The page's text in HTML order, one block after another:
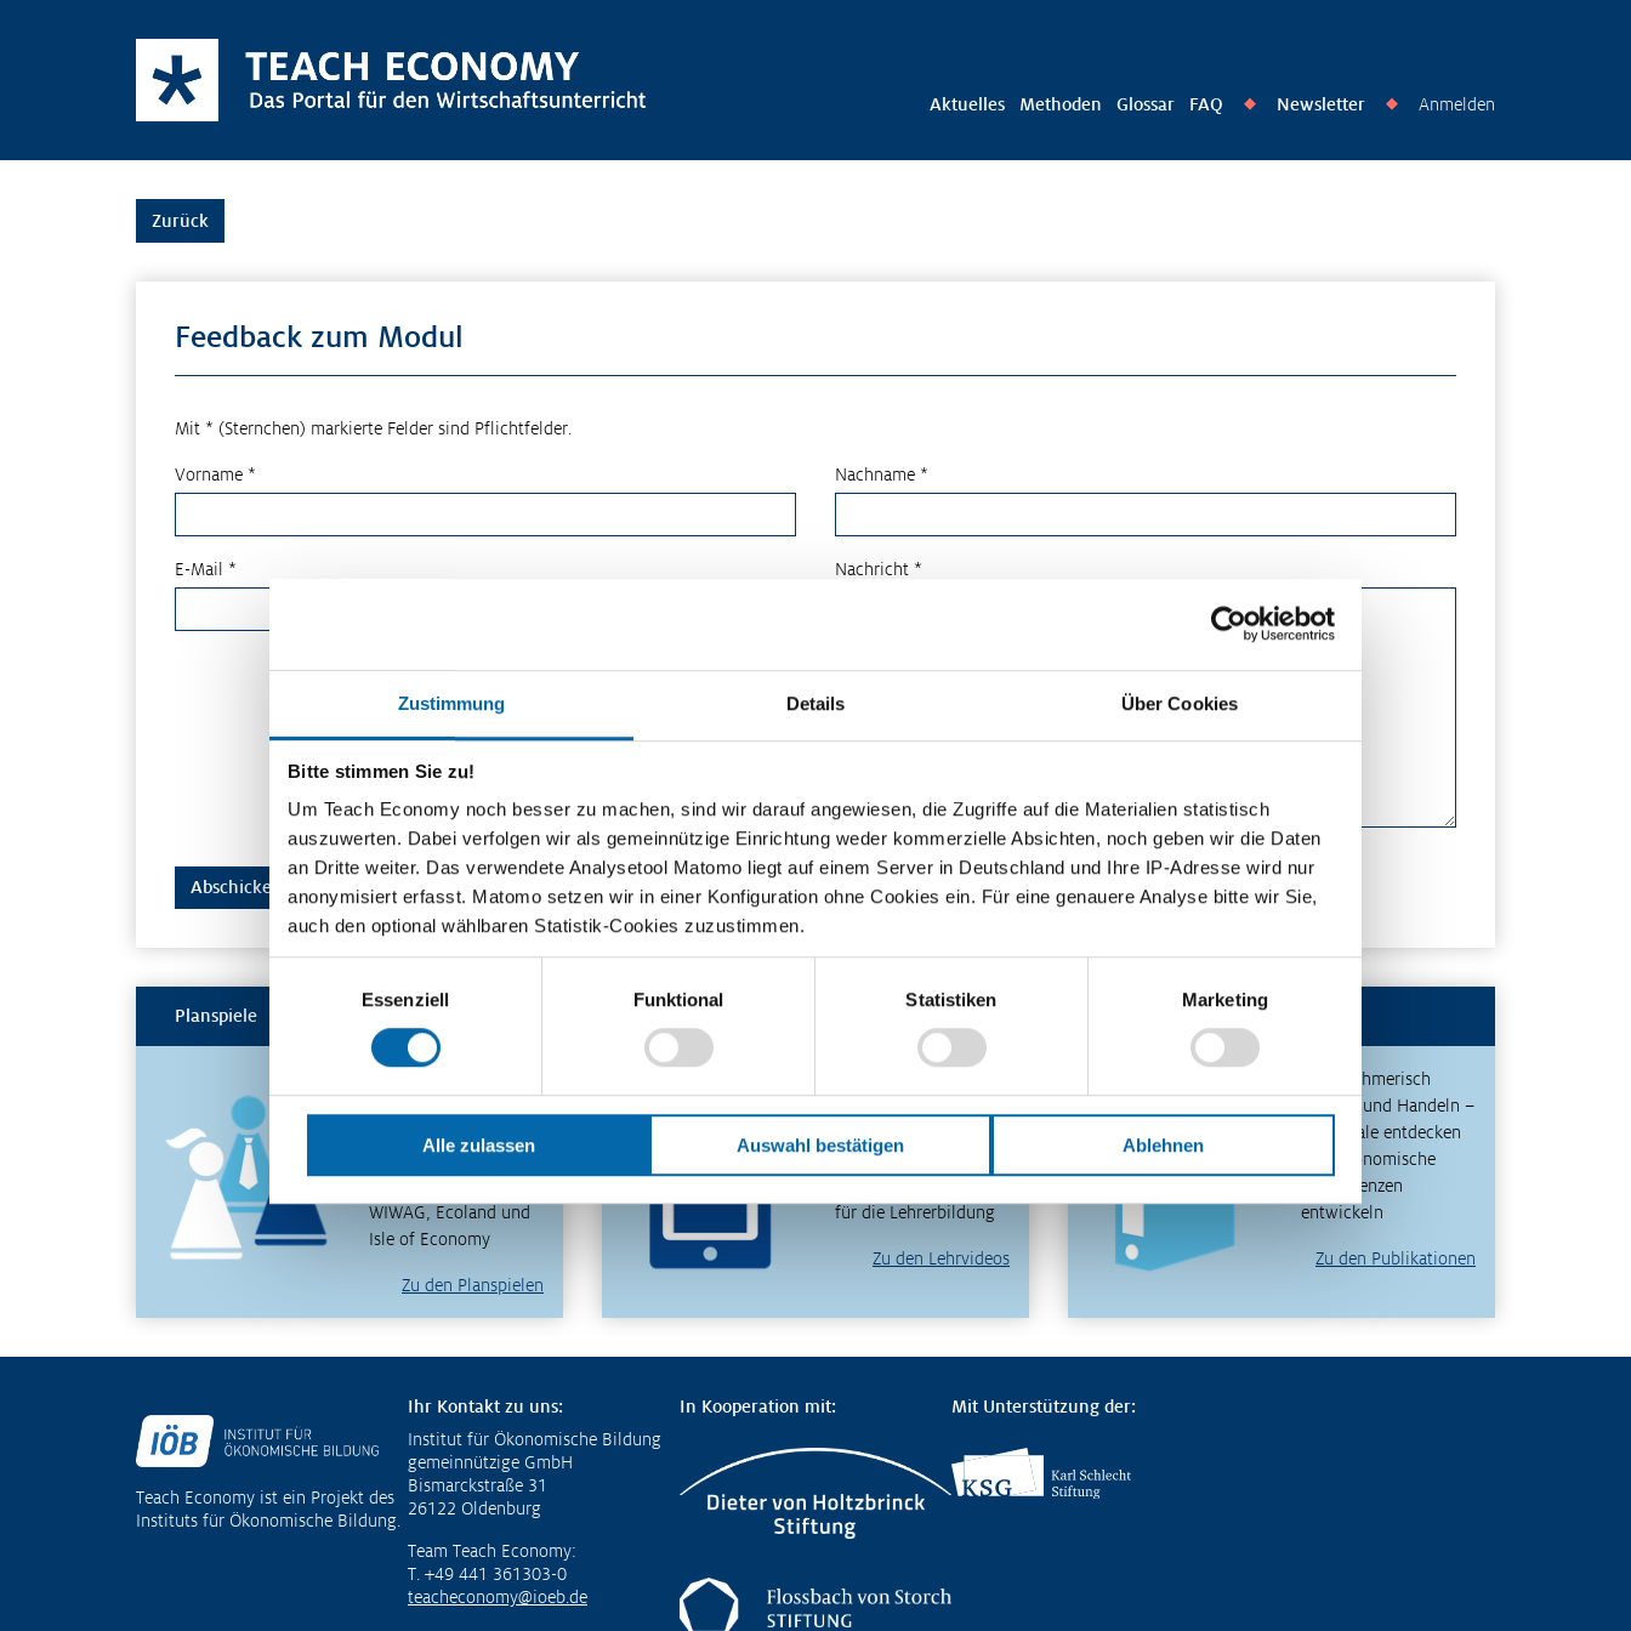
Zustimmung Details Über Cookies
Bitte stimmen Sie zu!
Um Teach Economy noch besser zu machen, sind wir darauf angewiesen, die Zugriffe auf die Materialien statistisch
auszuwerten. Dabei verfolgen wir als gemeinnützige Einrichtung weder kommerzielle Absichten, noch geben wir die Daten
an Dritte weiter. Das verwendete Analysetool Matomo liegt auf einem Server in Deutschland und Ihre IP-Adresse wird nur
anonymisiert erfasst. Matomo setzen wir in einer Konfiguration ohne Cookies ein. Für eine genauere Analyse bitte wir Sie,
auch den optional wählbaren Statistik-Cookies zuzustimmen.
Essenziell
Funktional Statistiken Marketing
Ablehnen
Auswahl bestätigen
Alle zulassen
Aktuelles Methoden Glossar FAQ ◆ Newsletter ◆ Anmelden
Zurück
Feedback zum Modul
Mit * (Sternchen) markierte Felder sind Pflichtfelder.
Vorname * Nachname *
E-Mail * Nachricht *
Planspiele
erfahren und verstehen
WIWAG, Ecoland und
Isle of Economy
Zu den Planspielen
Sie unser
für die Lehrerbildung
Zu den Lehrvideos
Unternehmerisch
Denken und Handeln –
Potenziale entdecken
und ökonomische
Kompetenzen
entwickeln
Zu den Publikationen
Fußzeile
Teach Economy ist ein Projekt des
Instituts für Ökonomische Bildung.
Ihr Kontakt zu uns:
Institut für Ökonomische Bildung
gemeinnützige GmbH
Bismarckstraße 31
26122 Oldenburg
Team Teach Economy:
T. +49 441 361303-0
teacheconomy@ioeb.de
In Kooperation mit: Mit Unterstützung der: